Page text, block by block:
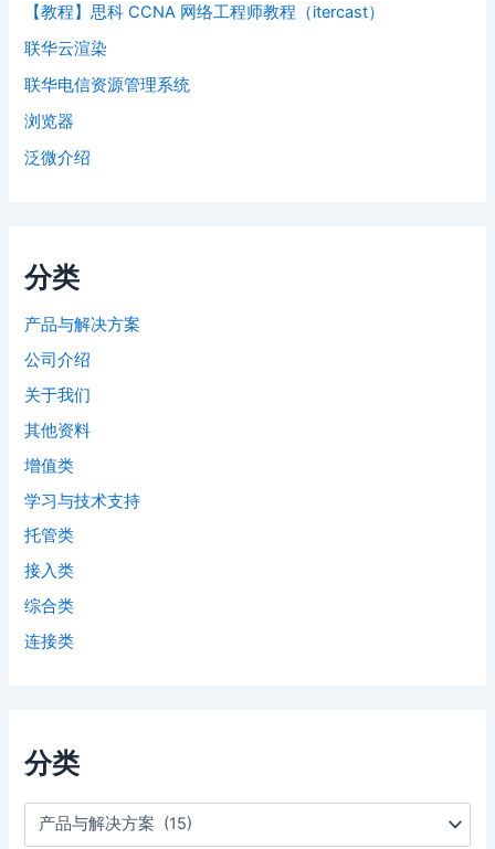
【教程】思科 CCNA 网络工程师教程（itercast）
联华云渲染
联华电信资源管理系统
浏览器
泛微介绍
分类
产品与解决方案
公司介绍
关于我们
其他资料
增值类
学习与技术支持
托管类
接入类
综合类
连接类
分类